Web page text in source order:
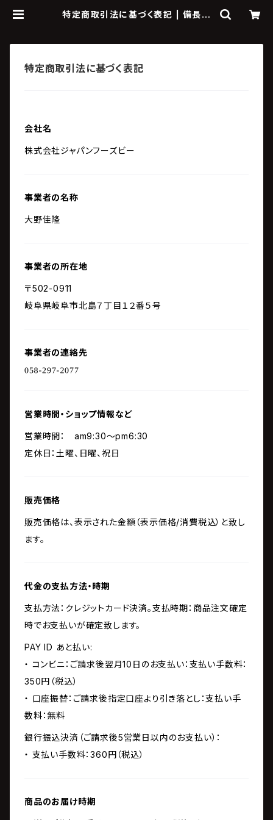
特定商取引法に基づく表記 | 備長吉
特定商取引法に基づく表記
会社名
株式会社ジャパンフーズビー
事業者の名称
大野佳隆
事業者の所在地
〒502-0911
岐阜県岐阜市北島７丁目１２番５号
事業者の連絡先
営業時間・ショップ情報など
営業時間： am9:30～pm6:30
定休日：土曜、日曜、祝日
販売価格
販売価格は、表示された金額（表示価格/消費税込）と致し
ます。
代金の支払方法・時期
支払方法：クレジットカード決済。支払時期：商品注文確定
時でお支払いが確定致します。
PAY ID あと払い:
・ コンビニ：ご請求後翌月10日のお支払い：支払い手数料：
350円（税込）
・ 口座振替：ご請求後指定口座より引き落とし：支払い手
数料：無料
銀行振込決済（ご請求後5営業日以内のお支払い）：
・ 支払い手数料：360円（税込）
商品のお届け時期